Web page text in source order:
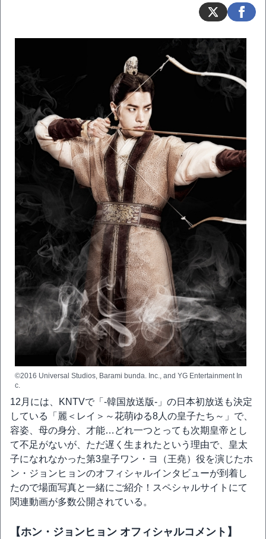
©2016 Universal Studios, Barami bunda. Inc., and YG Entertainment In
c.
12月には、KNTVで「-韓国放送版-」の日本初放送も決定
している「麗＜レイ＞～花萌ゆる8人の皇子たち～」で、
容姿、母の身分、才能…どれ一つとっても次期皇帝とし
て不足がないが、ただ遅く生まれたという理由で、皇太
子になれなかった第3皇子ワン・ヨ（王堯）役を演じたホ
ン・ジョンヒョンのオフィシャルインタビューが到着し
たので場面写真と一緒にご紹介！スペシャルサイトにて
関連動画が多数公開されている。
【ホン・ジョンヒョン オフィシャルコメント】